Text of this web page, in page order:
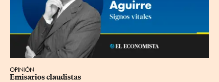
OPINIÓN
Emisarios claudistas